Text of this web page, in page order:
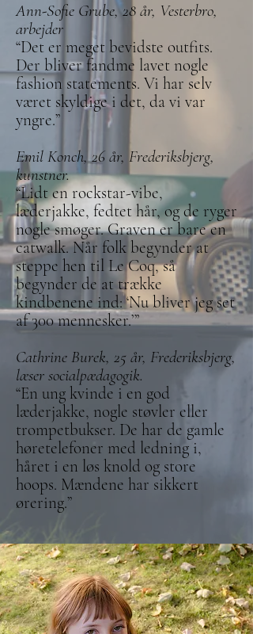
Ann-Sofie Grube, 28 år, Vesterbro,
arbejder
“Det er meget bevidste outfits.
Der bliver fandme lavet nogle
fashion statements. Vi har selv
været skyldige i det, da vi var
yngre.”
Emil Konch, 26 år, Frederiksbjerg,
kunstner.
“Lidt en rockstar-vibe,
læderjakke, fedtet hår, og de ryger
nogle smøger. Graven er bare en
catwalk. Når folk begynder at
steppe hen til Le Coq, så
begynder de at trække
kindbenene ind: ‘Nu bliver jeg set
af 300 mennesker.’”
Cathrine Burek, 25 år, Frederiksbjerg,
læser socialpædagogik.
“En ung kvinde i en god
læderjakke, nogle støvler eller
trompetbukser. De har de gamle
høretelefoner med ledning i,
håret i en løs knold og store
hoops. Mændene har sikkert
ørering.”